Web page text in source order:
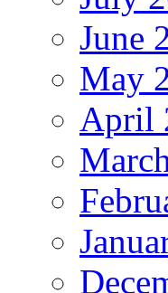
June
May
April